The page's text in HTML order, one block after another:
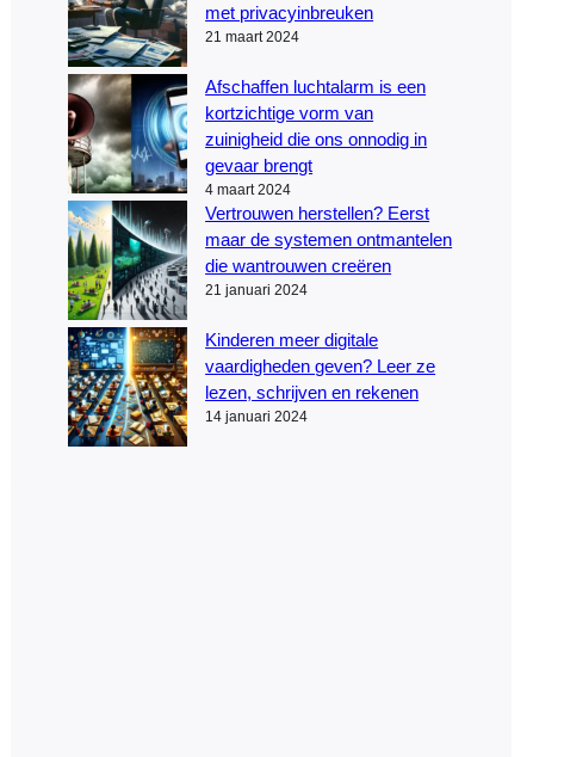
met privacyinbreuken
21 maart 2024
Afschaffen luchtalarm is een
kortzichtige vorm van
zuinigheid die ons onnodig in
gevaar brengt
4 maart 2024
Vertrouwen herstellen? Eerst
maar de systemen ontmantelen
die wantrouwen creëren
21 januari 2024
Kinderen meer digitale
vaardigheden geven? Leer ze
lezen, schrijven en rekenen
14 januari 2024